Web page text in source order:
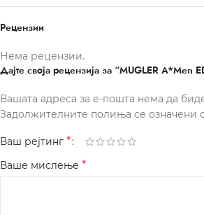
Рецензии
Нема рецензии.
Дајте своја рецензија за “MUGLER A*Men
Вашата адреса за е-пошта нема да
Задолжителните полиња се означени
Ваш рејтинг *
Ваше мислење *